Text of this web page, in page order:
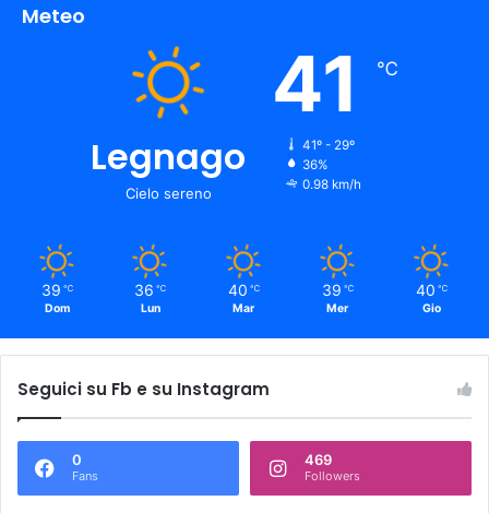
Meteo
Legnago
Cielo sereno
41 ℃
41º - 29º
36%
0.98 km/h
39 ℃
Dom
36 ℃
Lun
40 ℃
Mar
39 ℃
Mer
40 ℃
Gio
Seguici su Fb e su Instagram
0
Fans
469
Followers